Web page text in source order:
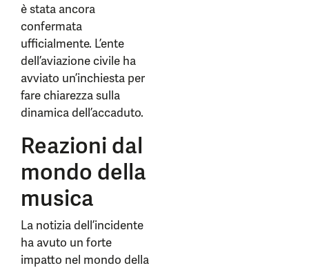
è stata ancora
confermata
ufficialmente. L’ente
dell’aviazione civile ha
avviato un’inchiesta per
fare chiarezza sulla
dinamica dell’accaduto.
Reazioni dal
mondo della
musica
La notizia dell’incidente
ha avuto un forte
impatto nel mondo della